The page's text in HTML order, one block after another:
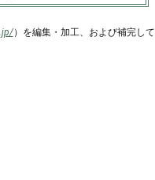
）を編集・加工、および補完し